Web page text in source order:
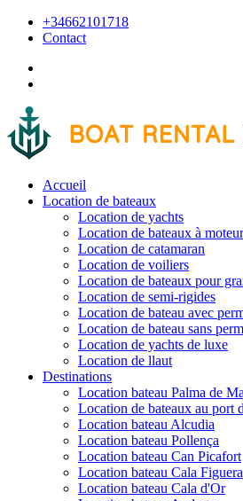
+34662101718
Contact
Accueil
Location de bateaux
Location de yachts
Location de bateaux à moteur
Location de catamaran
Location de voiliers
Location de bateaux pour
Location de semi-rigides
Location de bateau avec
Location de bateau sans
Location de yachts de luxe
Location de llaut
Destinations
Location bateau Palma de
Location de bateaux au port
Location bateau Alcudia
Location bateau Pollença
Location bateau Can Picafort
Location bateau Cala Figuera
Location bateau Cala d'Or